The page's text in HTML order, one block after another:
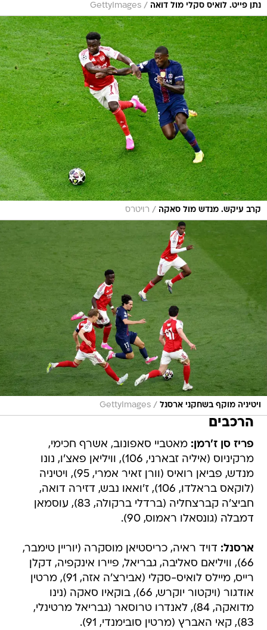
נתן פייט. לואיס סקלי מול דואה /
GettyImages
קרב עיקש. מנדש מול סאקה / רויטרס
ויטיניה מוקף בשחקני ארסנל /
GettyImages
הרכבים
פריז סן ז'רמן: מאטביי סאפונוב, אשרף חכימי,
מרקיניוס (איליה זבארני, 106), וויליאן פאצ'ו, נונו
מנדש, פביאן רואיס (וורן זאיר אמרי, 95), ויטיניה
(לוקאס בראלדו, 106), ז'ואאו נבש, דזירה דואה,
חביצ'ה קברצחליה (ברדלי ברקולה, 83), עוסמאן
דמבלה (גונסאלו ראמוס, 90).
ארסנל: דויד ראיה, כריסטיאן מוסקרה (יוריין טימבר,
66), וויליאם סאליבה, גבריאל, פיירו אינקפיה, דקלן
רייס, מיילס לואיס-סקלי (אבירצ'ה אזה, 91), מרטין
אודגור (ויקטור יוקרש, 66), בוקאיו סאקה (נינו
מדואקה, 84), לאנדרו טרוסאר (גבריאל מרטינלי,
83), קאי האברץ (מרטין סובימנדי, 91).